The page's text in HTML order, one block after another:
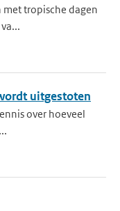
met tropische dagen
uitgestoten
over hoeveel